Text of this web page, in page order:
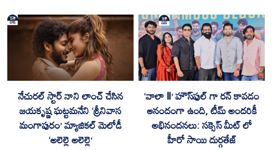
నేచురల్ స్టార్ నాని లాంచ్ చేసిన
జయకృష్ణ ఘట్టమనేని ‘శ్రీనివాస
మంగాపురం’ మ్యాజికల్ మెలోడీ
‘అలెల్లె అలెల్లె’
‘వాలా Ⅱ’ హౌస్‌ఫుల్ గా రన్ కావడం
ఆనందంగా ఉంది, టీమ్ అందరికీ
అభినందనలు: సక్సెస్ మీట్ లో
హీరో సాయి దుర్గతేజ్